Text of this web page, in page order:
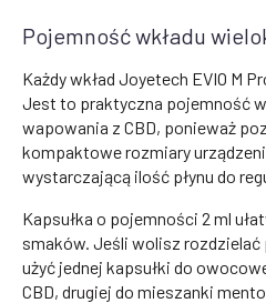
Pojemność wkładu
Każdy wkład Joyetech EVIO M
Jest to praktyczna pojemność
wapowania z CBD, ponieważ
kompaktowe rozmiary
wystarczającą ilość płynu do
Kapsułka o pojemności 2 ml
smaków. Jeśli wolisz
użyć jednej kapsułki do
CBD, drugiej do mieszanki